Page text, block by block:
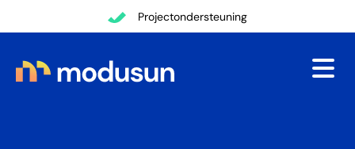
Transparante communicatie